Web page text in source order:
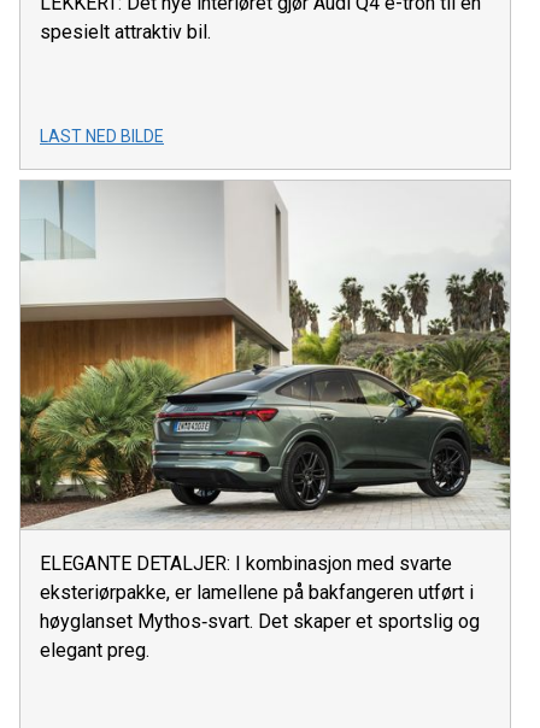
spesielt attraktiv bil.
LAST NED BILDE
ELEGANTE DETALJER: I kombinasjon med svarte
eksteriørpakke, er lamellene på bakfangeren utført i
høyglanset Mythos‑svart. Det skaper et sportslig og
elegant preg.